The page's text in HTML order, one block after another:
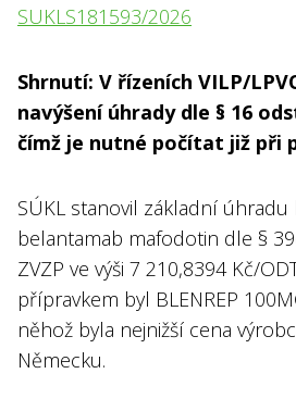
SUKLS181593/2026
Shrnutí: V řízeních VILP/
navýšení úhrady dle § 16
čímž je nutné počítat již při
SÚKL stanovil základní úhradu
belantamab mafodotin dle §
ZVZP ve výši 7 210,8394 Kč/
přípravkem byl BLENREP
něhož byla nejnižší cena
Německu.